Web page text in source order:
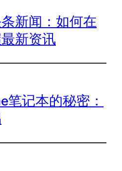
新闻：如何在
新资讯
笔记本的秘密：